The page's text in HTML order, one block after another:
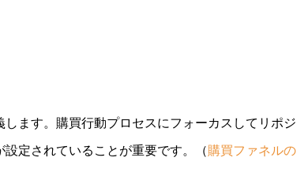
ます。購買行動プロセスにフォーカスしてリポジ
定されていることが重要です。（購買ファネルの